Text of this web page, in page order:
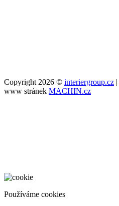
Copyright 2026 © interiergroup.cz |
www stránek MACHIN.cz
Používáme cookies